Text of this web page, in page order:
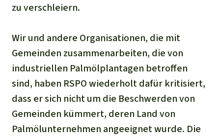
zu verschleiern.
Wir und andere Organisationen, die mit
Gemeinden zusammenarbeiten, die von
industriellen Palmölplantagen betroffen
sind, haben RSPO wiederholt dafür kritisiert,
dass er sich nicht um die Beschwerden von
Gemeinden kümmert, deren Land von
Palmölunternehmen angeeignet wurde. Die